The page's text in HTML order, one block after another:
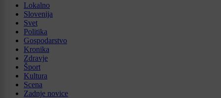
Lokalno
Slovenija
Svet
Politika
Gospodarstvo
Kronika
Zdravje
Šport
Kultura
Scena
Zadnje novice